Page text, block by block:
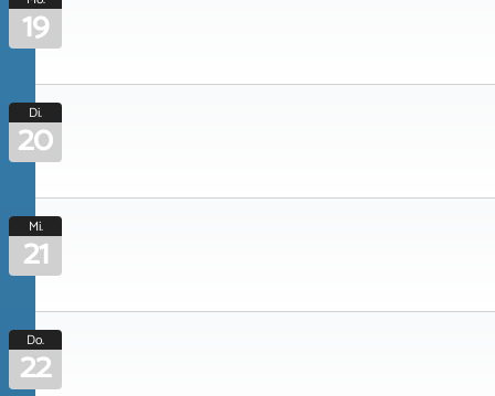
19
Di.
20
Mi.
21
Do.
22